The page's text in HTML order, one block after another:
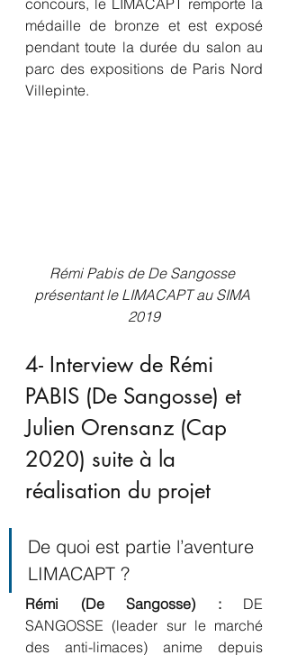
concours, le LIMACAPT remporte la
médaille de bronze et est exposé
pendant toute la durée du salon au
parc des expositions de Paris Nord
Villepinte.
Rémi Pabis de De Sangosse
présentant le LIMACAPT au SIMA
2019
4- Interview de Rémi
PABIS (De Sangosse) et
Julien Orensanz (Cap
2020) suite à la
réalisation du projet
De quoi est partie l’aventure
LIMACAPT ?
Rémi (De Sangosse) : DE
SANGOSSE (leader sur le marché
des anti-limaces) anime depuis